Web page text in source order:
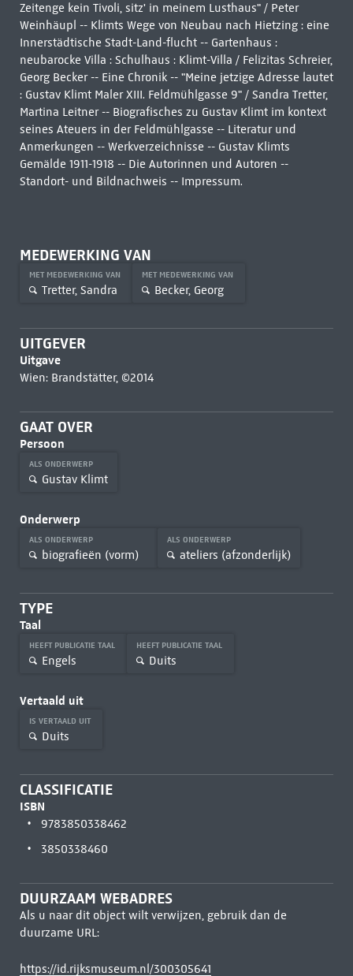
Zeitenge kein Tivoli, sitz' in meinem Lusthaus" / Peter
Weinhäupl -- Klimts Wege von Neubau nach Hietzing : eine
Innerstädtische Stadt-Land-flucht -- Gartenhaus :
neubarocke Villa : Schulhaus : Klimt-Villa / Felizitas Schreier,
Georg Becker -- Eine Chronik -- "Meine jetzige Adresse lautet
: Gustav Klimt Maler XIII. Feldmühlgasse 9" / Sandra Tretter,
Martina Leitner -- Biografisches zu Gustav Klimt im kontext
seines Ateuers in der Feldmühlgasse -- Literatur und
Anmerkungen -- Werkverzeichnisse -- Gustav Klimts
Gemälde 1911-1918 -- Die Autorinnen und Autoren --
Standort- und Bildnachweis -- Impressum.
MEDEWERKING VAN
MET MEDEWERKING VAN
Tretter, Sandra
MET MEDEWERKING VAN
Becker, Georg
UITGEVER
Uitgave
Wien: Brandstätter, ©2014
GAAT OVER
Persoon
ALS ONDERWERP
Gustav Klimt
Onderwerp
ALS ONDERWERP
biografieën (vorm)
ALS ONDERWERP
ateliers (afzonderlijk)
TYPE
Taal
HEEFT PUBLICATIE TAAL
Engels
HEEFT PUBLICATIE TAAL
Duits
Vertaald uit
IS VERTAALD UIT
Duits
CLASSIFICATIE
ISBN
9783850338462
3850338460
DUURZAAM WEBADRES
Als u naar dit object wilt verwijzen, gebruik dan de
duurzame URL:
https://id.rijksmuseum.nl/300305641